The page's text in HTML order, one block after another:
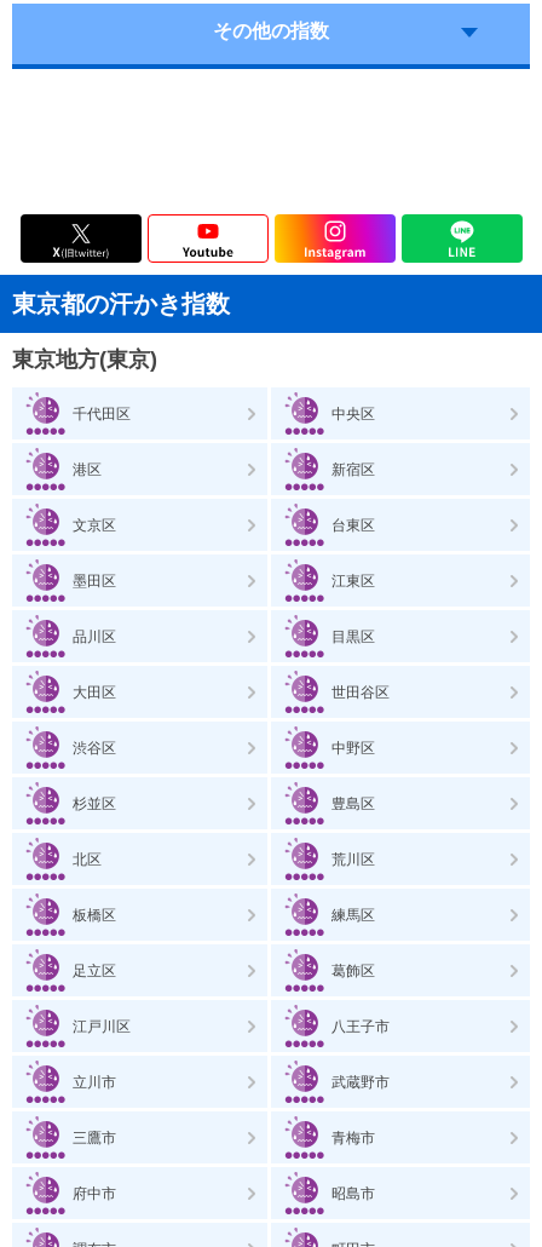
その他の指数
東京都の汗かき指数
東京地方(東京)
千代田区 中央区
港区 新宿区
文京区 台東区
墨田区 江東区
品川区 目黒区
大田区 世田谷区
渋谷区 中野区
杉並区 豊島区
北区 荒川区
板橋区 練馬区
足立区 葛飾区
江戸川区 八王子市
立川市 武蔵野市
三鷹市 青梅市
府中市 昭島市